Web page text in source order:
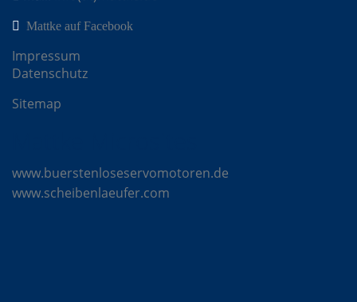
Mattke auf Facebook
Impressum
Datenschutz
Sitemap
www.buerstenloseservomotoren.de
www.scheibenlaeufer.com